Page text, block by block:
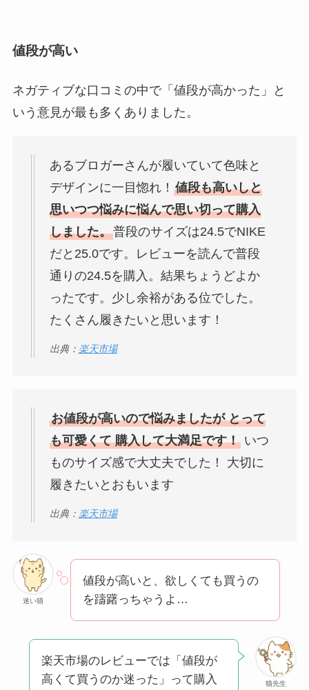
値段が高い
ネガティブな口コミの中で「値段が高かった」と
いう意見が最も多くありました。
あるブロガーさんが履いていて色味と
デザインに一目惚れ！ 値段も高いしと
思いつつ悩みに悩んで思い切って購入
しました。普段のサイズは24.5でNIKE
だと25.0です。レビューを読んで普段
通りの24.5を購入。結果ちょうどよか
ったです。少し余裕がある位でした。
たくさん履きたいと思います！
出典： 楽天市場
お値段が高いので悩みましたが とって
も可愛くて 購入して大満足です！いつ
ものサイズ感で大丈夫でした！ 大切に
履きたいとおもいます
出典： 楽天市場
迷い猫
値段が高いと、欲しくても買うの
を躊躇っちゃうよ…
猫先生
楽天市場のレビューでは「値段が
高くて買うのか迷った」って購入